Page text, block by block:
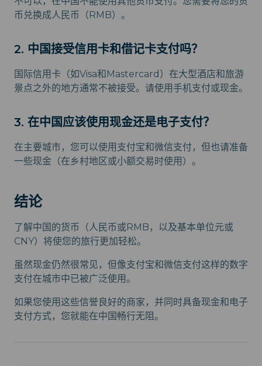
币兑换成人民币（RMB）。
2. 中国接受信用卡和借记卡支付吗？
国际信用卡（如Visa和Mastercard）在大型酒店和旅游
景点之外的地方通常不被接受。请使用手机支付或现金。
3. 在中国应该使用现金还是电子支付？
在主要城市，您可以使用支付宝和微信支付，但也请准备
一些现金（在乡村地区或小额交易时使用）。
结论
了解中国的货币（人民币或RMB，以及基本单位元或
CNY）将使您的旅行更加轻松。
虽然现金仍然很常见，但像支付宝和微信支付这样的数字
支付在城市中已被广泛使用。
如果您使用这些信誉良好的商家，并同时具备现金和电子
支付方式，您就能在中国畅行无阻。